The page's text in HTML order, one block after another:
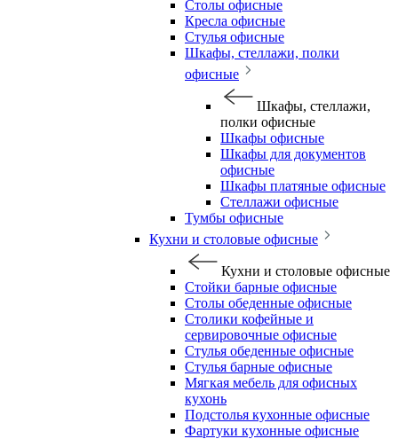
Столы офисные
Кресла офисные
Стулья офисные
Шкафы, стеллажи, полки
офисные
Шкафы, стеллажи,
полки офисные
Шкафы офисные
Шкафы для документов
офисные
Шкафы платяные офисные
Стеллажи офисные
Тумбы офисные
Кухни и столовые офисные
Кухни и столовые офисные
Стойки барные офисные
Столы обеденные офисные
Столики кофейные и
сервировочные офисные
Стулья обеденные офисные
Стулья барные офисные
Мягкая мебель для офисных
кухонь
Подстолья кухонные офисные
Фартуки кухонные офисные